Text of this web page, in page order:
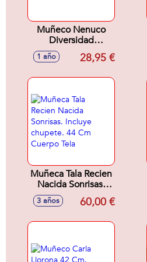
Muñeco Nenuco
Diversidad
Funcional -
Sindrome de Down
1 año 28,95 €
Muñeca Tala Recien
Nacida Sonrisas.
Incluye chupete. 44
Cm Cuerpo Tela
3 años 60,00 €